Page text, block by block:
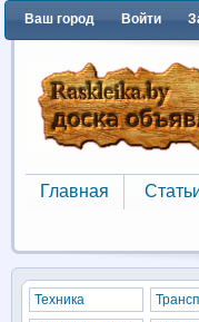
Ваш город Войти
Главная
Главная
Техника